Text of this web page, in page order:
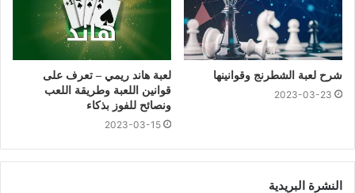
شرح لعبة الشطرنج وقوانينها
2023-03-23
لعبة هاند ريمي – تعرف على
قوانين اللعبة وطريقة اللعب
ونصائح للفوز بذكاء
2023-03-15
النشرة البريدية